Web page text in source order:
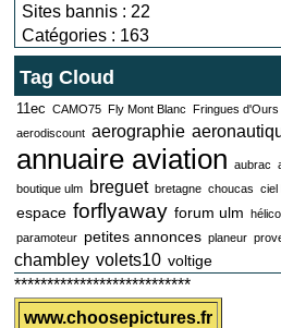
Sites bannis : 22
Catégories : 163
Tag Cloud
11ec CAMO75 Fly Mont Blanc Fringues d'Ours
aerodiscount aerographie
annuaire aviation aubrac
boutique ulm breguet bretagne choucas ciel
espace forflyaway forum ulm hélico
paramoteur petites annonces planeur
chambley volets10 voltige
***************************
www.choosepictures.fr